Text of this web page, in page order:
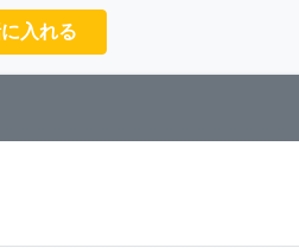
入れる